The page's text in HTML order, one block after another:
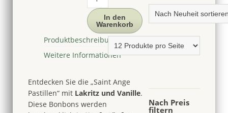
mit
Lakritz
in
schöner
Metalldose,
Bonbon
50g
Menge
In den
Warenkorb
Produktbeschreibung
Weitere Informationen
Entdecken Sie die „Saint Ange
Pastillen“ mit Lakritz und Vanille.
Diese Bonbons werden
Nach Preis
filtern